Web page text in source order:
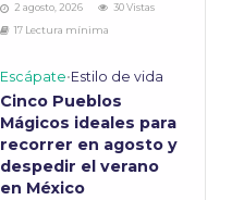
2 agosto, 2026
30 Vistas
17 Lectura mínima
Escápate•Estilo de vida
Cinco Pueblos
Mágicos ideales para
recorrer en agosto y
despedir el verano
en México